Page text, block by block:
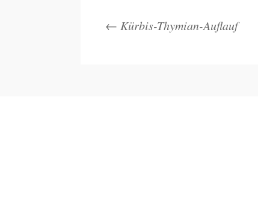
← Kürbis-Thymian-Auflauf